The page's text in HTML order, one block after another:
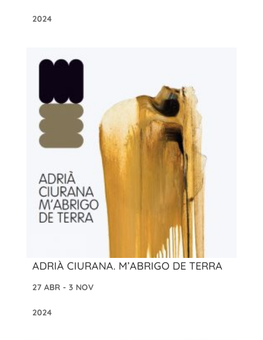
2024
ADRIÀ CIURANA. M’ABRIGO DE TERRA
27 ABR - 3 NOV
2024